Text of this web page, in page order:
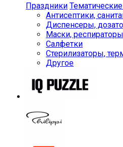
Праздники
Антисептики,
Диспенсеры,
Маски, респираторы
Салфетки
Стерилизаторы,
Другое